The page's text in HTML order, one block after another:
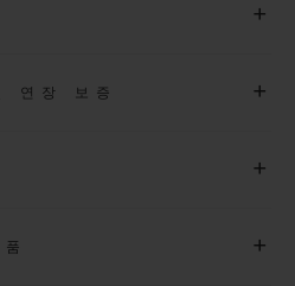
+
연장 보증 +
또한 다양+
있습니다*.
+